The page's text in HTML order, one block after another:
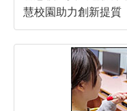
慧校園助力創新提質